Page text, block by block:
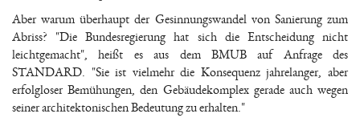
Aber warum überhaupt der Gesinnungswandel von Sanierung zum
Abriss? "Die Bundesregierung hat sich die Entscheidung nicht
leichtgemacht", heißt es aus dem BMUB auf Anfrage des
STANDARD. "Sie ist vielmehr die Konsequenz jahrelanger, aber
erfolgloser Bemühungen, den Gebäudekomplex gerade auch wegen
seiner architektonischen Bedeutung zu erhalten."